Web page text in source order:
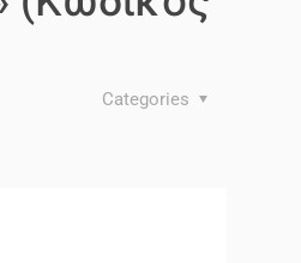
Categories